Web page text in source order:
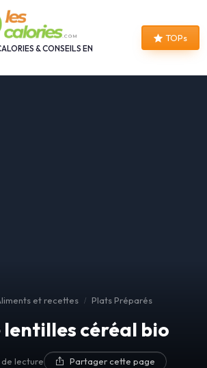
& CONSEILS EN
TOPs
et recettes Plats Préparés
lentilles céréal bio
de lecture Partager cette page
cookies